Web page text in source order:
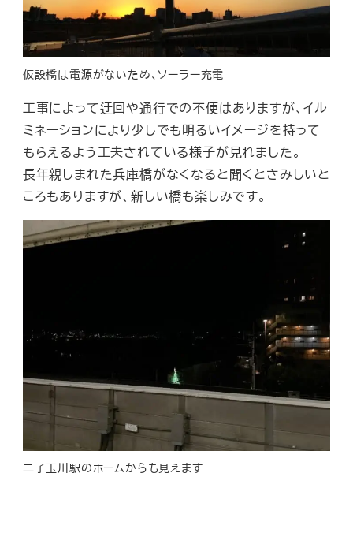
仮設橋は電源がないため、ソーラー充電
工事によって迂回や通行での不便はありますが、イル
ミネーションにより少しでも明るいイメージを持って
もらえるよう工夫されている様子が見れました。
長年親しまれた兵庫橋がなくなると聞くとさみしいと
ころもありますが、新しい橋も楽しみです。
二子玉川駅のホームからも見えます